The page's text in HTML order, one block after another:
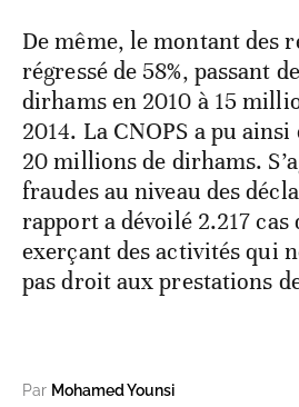
De même, le montant des
régressé de 58%, passant
dirhams en 2010 à 15
2014. La CNOPS a pu
20 millions de dirhams.
fraudes au niveau des
rapport a dévoilé 2.217 cas
exerçant des activités qui
pas droit aux prestations
Par Mohamed Younsi